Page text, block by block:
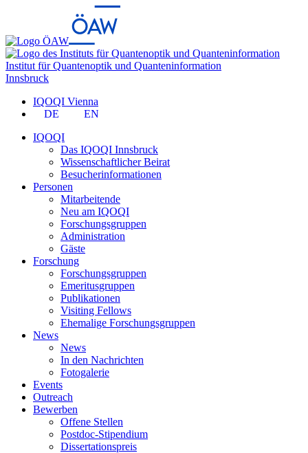
Institut für Quantenoptik und Quanteninformation
Innsbruck
IQOQI Vienna
DE
EN
IQOQI
Das IQOQI Innsbruck
Wissenschaftlicher Beirat
Besucherinformationen
Personen
Mitarbeitende
Neu am IQOQI
Forschungsgruppen
Administration
Gäste
Forschung
Forschungsgruppen
Emeritusgruppen
Publikationen
Visiting Fellows
Ehemalige Forschungsgruppen
News
News
In den Nachrichten
Fotogalerie
Events
Outreach
Bewerben
Offene Stellen
Postdoc-Stipendium
Dissertationspreis